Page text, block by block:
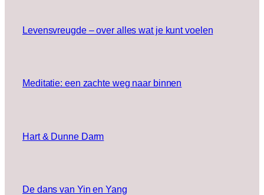
Levensvreugde – over alles wat je kunt voelen
Meditatie: een zachte weg naar binnen
Hart & Dunne Darm
De dans van Yin en Yang